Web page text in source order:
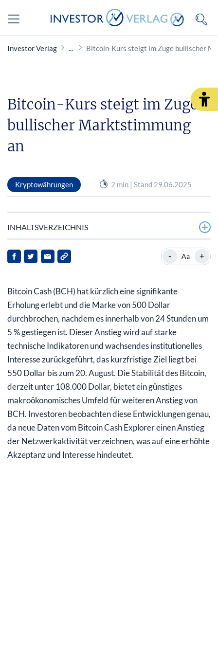
Investor Verlag Bitcoin-Kurs steigt im Zuge bullischer
Bitcoin-Kurs steigt im Zuge
bullischer Marktstimmung
an
Kryptowährungen 2 min | Stand 29.06.2025
INHALTSVERZEICHNIS
Hintergrund zu Bitcoin Cash
Auswirkungen auf die Interessengruppen
Ausblick
- Aa +
Bitcoin Cash (BCH) hat kürzlich eine signifikante
Erholung erlebt und die Marke von 500 Dollar
durchbrochen, nachdem es innerhalb von 24 Stunden um
5 % gestiegen ist. Dieser Anstieg wird auf starke
technische Indikatoren und wachsendes institutionelles
Interesse zurückgeführt, das kurzfristige Ziel liegt bei
550 Dollar bis zum 20. August. Die Stabilität des Bitcoin,
derzeit unter 108.000 Dollar, bietet ein günstiges
makroökonomisches Umfeld für weiteren Anstieg von
BCH. Investoren beobachten diese Entwicklungen genau,
da neue Daten vom Bitcoin Cash Explorer einen Anstieg
der Netzwerkaktivität verzeichnen, was auf eine erhöhte
Akzeptanz und Interesse hindeutet.